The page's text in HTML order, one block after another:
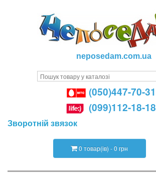
neposedam.com.ua
(050)447-70-31
(099)112-18-18
Зворотній звязок
0 товар(ів) - 0 грн